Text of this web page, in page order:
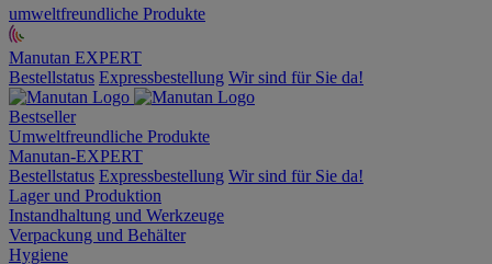
umweltfreundliche Produkte
Manutan EXPERT
Bestellstatus Expressbestellung Wir sind für Sie da!
Bestseller
Umweltfreundliche Produkte
Manutan-EXPERT
Bestellstatus Expressbestellung Wir sind für Sie da!
Lager und Produktion
Instandhaltung und Werkzeuge
Verpackung und Behälter
Hygiene